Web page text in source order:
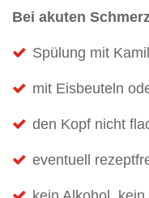
Bei akuten
Spülung mit
mit Eisbeuteln
den Kopf nicht
eventuell